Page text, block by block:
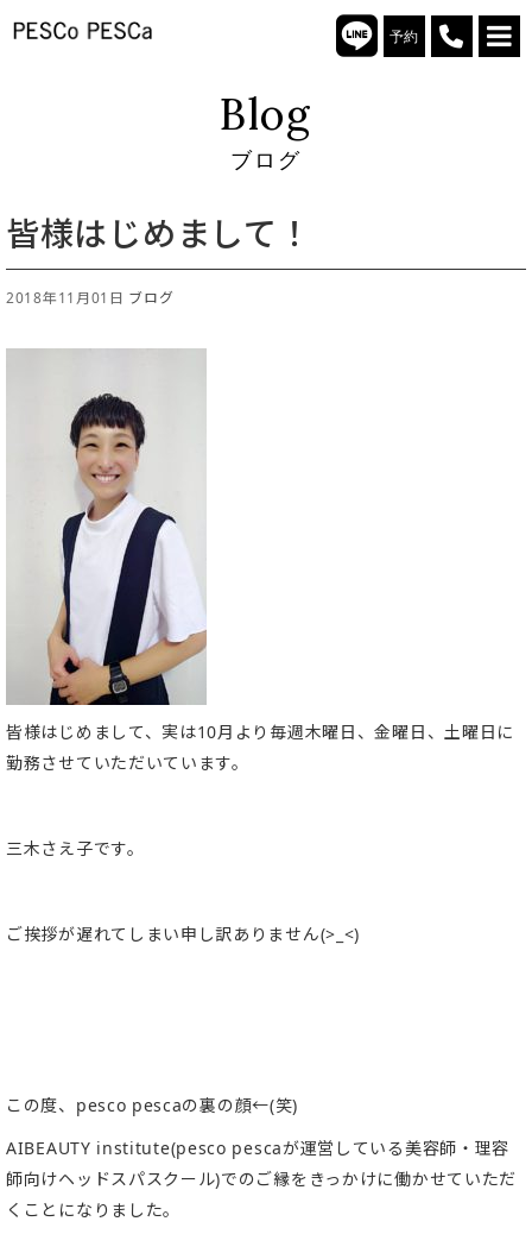
予約
Blog
ブログ
皆様はじめまして！
2018年11月01日 ブログ
皆様はじめまして、実は10月より毎週木曜日、金曜日、土曜日に
勤務させていただいています。
三木さえ子です。
ご挨拶が遅れてしまい申し訳ありません(>_<)
この度、pesco pescaの裏の顔←(笑)
AIBEAUTY institute(pesco pescaが運営している美容師・理容
師向けヘッドスパスクール)でのご縁をきっかけに働かせていただ
くことになりました。